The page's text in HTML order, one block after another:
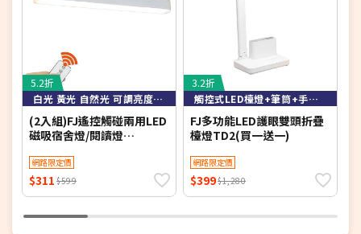
5.2折
白光 黃光 自然光 可調亮度可定時
(2入組)FJ遙控觸碰兩用LED
磁吸宿舍燈/閱讀燈
燈 小夜燈 檯燈 桌燈 床頭
LED)
網路限定價
$311 $599
3.2折
觸控式LED檯燈+筆筒+手機架
FJ多功能LED護眼雙頭折疊
檯燈TD2(買一送一)
網路限定價
$399$1,280